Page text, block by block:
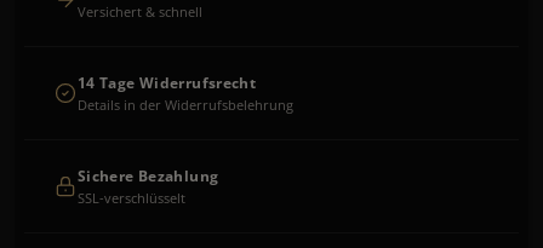
Versichert & schnell
14 Tage Widerrufsrecht
Details in der Widerrufsbelehrung
Sichere Bezahlung
SSL-verschlüsselt